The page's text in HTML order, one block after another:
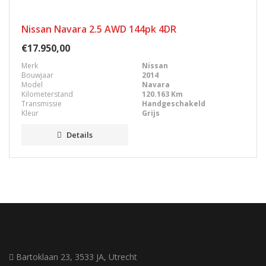
Nissan Navara 2.5 AWD 144pk 4DR
€17.950,00
Merk
Nissan
Bouwjaar
2014
Model
Navara
Kilometerstand
120.163 Km
Transmissie
Handgeschakeld
Kleur
Grijs
Details
Bartoklaan 23, 3533 JA, Utrecht